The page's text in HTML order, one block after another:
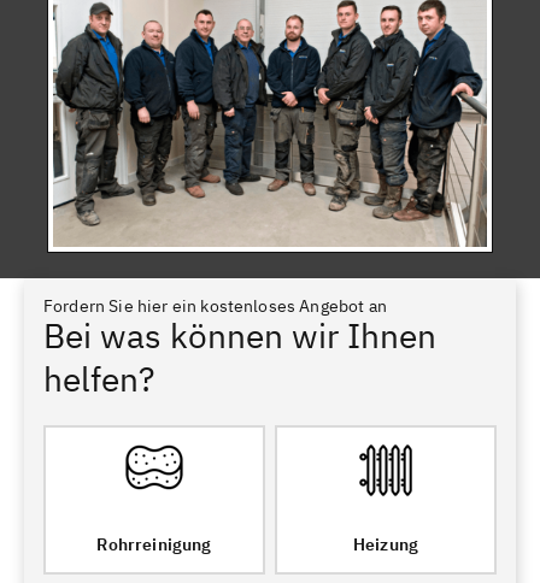
Fordern Sie hier ein kostenloses Angebot an
Bei was können wir Ihnen
helfen?
Rohrreinigung Heizung